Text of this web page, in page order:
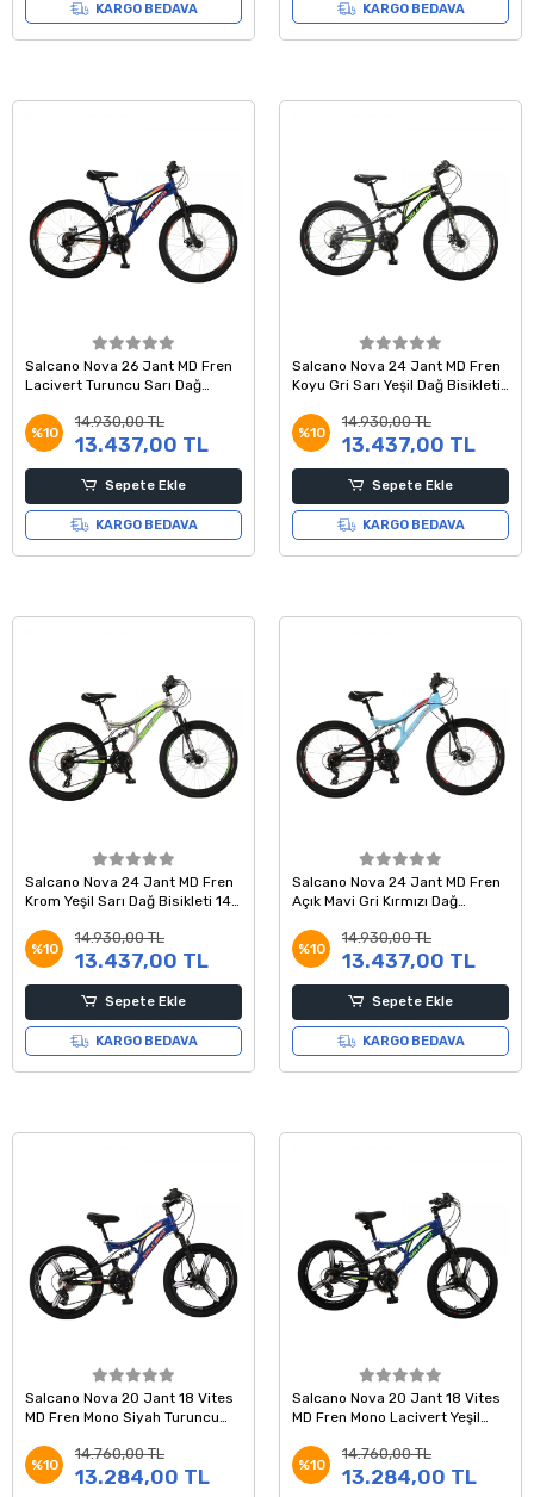
KARGO BEDAVA KARGO BEDAVA
Salcano Nova 26 Jant MD Fren
Lacivert Turuncu Sarı Dağ
%10
14.930,00 TL
13.437,00 TL
Sepete Ekle
KARGO BEDAVA
Salcano Nova 24 Jant MD Fren
Koyu Gri Sarı Yeşil Dağ Bisikleti
%10
14.930,00 TL
13.437,00 TL
Sepete Ekle
KARGO BEDAVA
Salcano Nova 24 Jant MD Fren
Krom Yeşil Sarı Dağ Bisikleti 14
%10
14.930,00 TL
13.437,00 TL
Sepete Ekle
KARGO BEDAVA
Salcano Nova 24 Jant MD Fren
Açık Mavi Gri Kırmızı Dağ
%10
14.930,00 TL
13.437,00 TL
Sepete Ekle
KARGO BEDAVA
Salcano Nova 20 Jant 18 Vites
MD Fren Mono Siyah Turuncu
%10
14.760,00 TL
13.284,00 TL
Salcano Nova 20 Jant 18 Vites
MD Fren Mono Lacivert Yeşil
%10
14.760,00 TL
13.284,00 TL